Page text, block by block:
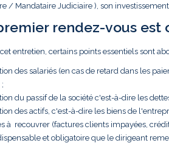
/ Mandataire Judiciaire ), son
rendez-vous est
entretien, certains points essentiels sont
des salariés (en cas de retard dans les
du passif de la société c'est-à-dire les
des actifs, c'est-à-dire les biens de
à recouvrer (factures clients impayées,
et obligatoire que le dirigeant